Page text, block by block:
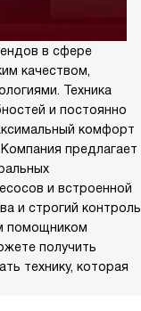
в сфере
качеством,
Техника
и постоянно
комфорт
предлагает
и встроенной
и строгий контроль
помощником
получить
технику, которая